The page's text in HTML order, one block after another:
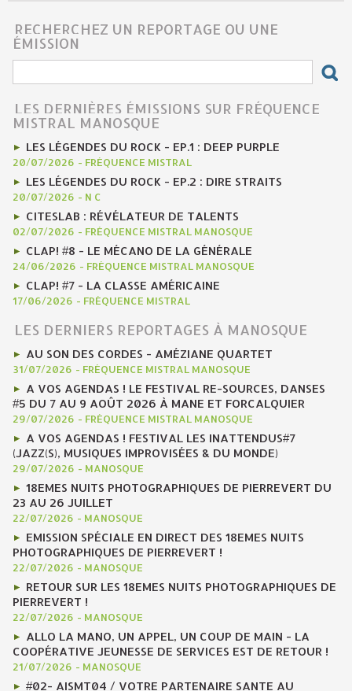
RECHERCHEZ UN REPORTAGE OU UNE
ÉMISSION
LES DERNIÈRES ÉMISSIONS SUR FRÉQUENCE
MISTRAL MANOSQUE
LES LÉGENDES DU ROCK - EP.1 : DEEP PURPLE
20/07/2026 - FRÉQUENCE MISTRAL
LES LÉGENDES DU ROCK - EP.2 : DIRE STRAITS
20/07/2026 - N C
CITESLAB : RÉVÉLATEUR DE TALENTS
02/07/2026 - FRÉQUENCE MISTRAL MANOSQUE
CLAP! #8 - LE MÉCANO DE LA GÉNÉRALE
24/06/2026 - FRÉQUENCE MISTRAL MANOSQUE
CLAP! #7 - LA CLASSE AMÉRICAINE
17/06/2026 - FRÉQUENCE MISTRAL
LES DERNIERS REPORTAGES À MANOSQUE
AU SON DES CORDES - AMÉZIANE QUARTET
31/07/2026 - FRÉQUENCE MISTRAL MANOSQUE
A VOS AGENDAS ! LE FESTIVAL RE-SOURCES, DANSES
#5 DU 7 AU 9 AOÛT 2026 À MANE ET FORCALQUIER
29/07/2026 - FRÉQUENCE MISTRAL MANOSQUE
A VOS AGENDAS ! FESTIVAL LES INATTENDUS#7
(JAZZ(S), MUSIQUES IMPROVISÉES & DU MONDE)
29/07/2026 - MANOSQUE
18EMES NUITS PHOTOGRAPHIQUES DE PIERREVERT DU
23 AU 26 JUILLET
22/07/2026 - MANOSQUE
EMISSION SPÉCIALE EN DIRECT DES 18EMES NUITS
PHOTOGRAPHIQUES DE PIERREVERT !
22/07/2026 - MANOSQUE
RETOUR SUR LES 18EMES NUITS PHOTOGRAPHIQUES DE
PIERREVERT !
22/07/2026 - MANOSQUE
ALLO LA MANO, UN APPEL, UN COUP DE MAIN - LA
COOPÉRATIVE JEUNESSE DE SERVICES EST DE RETOUR !
21/07/2026 - MANOSQUE
#02- AISMT04 / VOTRE PARTENAIRE SANTE AU